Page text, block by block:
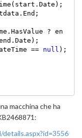
==
null );
macchina che ha